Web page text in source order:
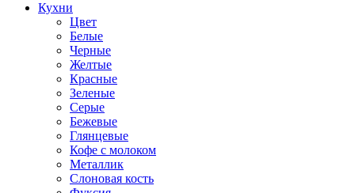
Кухни
Цвет
Белые
Черные
Желтые
Красные
Зеленые
Серые
Бежевые
Глянцевые
Кофе с молоком
Металлик
Слоновая кость